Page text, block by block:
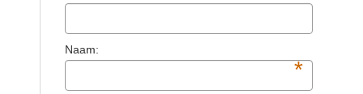
Naam:
*